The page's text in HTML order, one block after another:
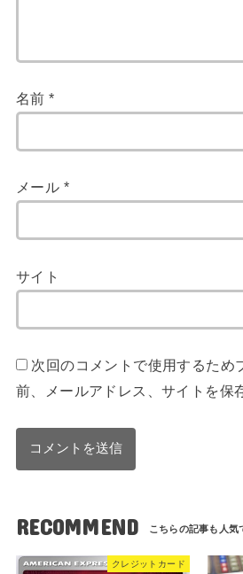
名前*
メール *
サイト
次回のコメントで使用するため
前、メールアドレス、サイトを保
RECOMMEND
クレジットカード